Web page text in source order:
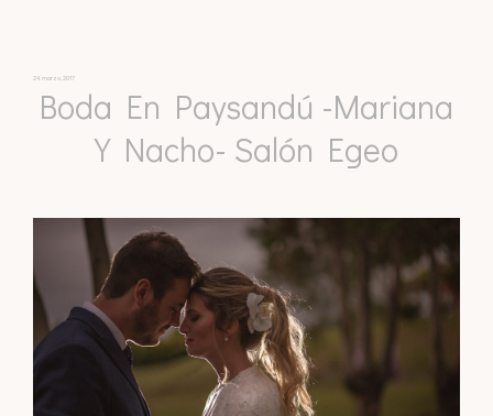
24 marzo, 2017
Boda En Paysandú -Mariana
Y Nacho- Salón Egeo